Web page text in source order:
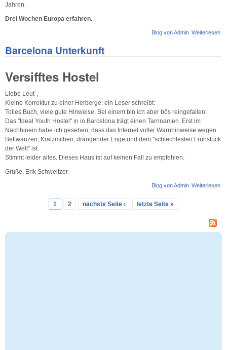
Jahren.
Drei Wochen Europa erfahren.
Weiterlesen
Blog von Admin
Barcelona Unterkunft
Versifftes Hostel
Liebe Leut´,
Kleine Korrektur zu einer Herberge: ein Leser schreibt:
Tolles Buch, viele gute Hinweise. Bei einem bin ich aber bös reingefallen:
Das "Ideal Youth Hostel" in in Barcelona trägt einen Tarnnamen. Erst im
Nachhinein habe ich gesehen, dass das Internet voller Warnhinweise wegen
Bettwanzen, Krätzmilben, drängender Enge und dem "schlechtesten Frühstück
der Welt" ist.
Stimmt leider alles. Dieses Haus ist auf keinen Fall zu empfehlen.
Grüße, Erik Schweitzer
Weiterlesen
Blog von Admin
1 2 nächste Seite › letzte Seite »